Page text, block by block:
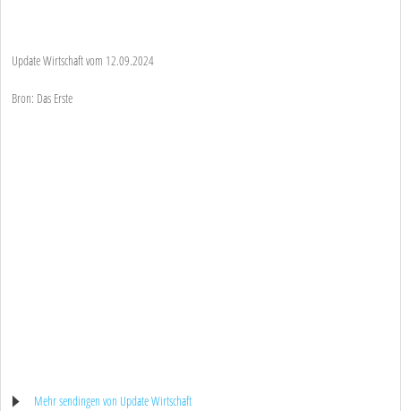
Update Wirtschaft vom 12.09.2024
Bron: Das Erste
Mehr sendingen von Update Wirtschaft